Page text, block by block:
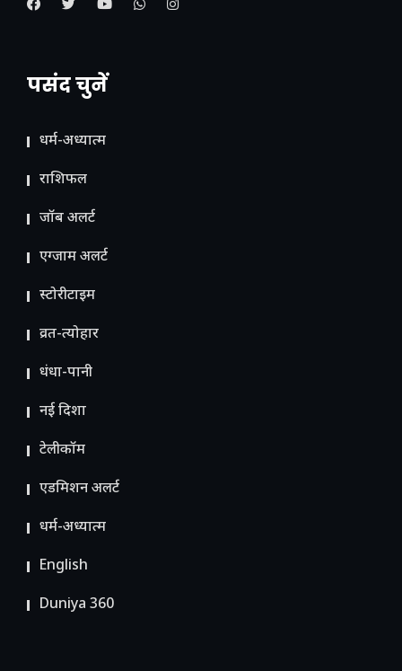
पसंद चुनें
धर्म-अध्यात्म
राशिफल
जॉब अलर्ट
एग्जाम अलर्ट
स्टोरीटाइम
व्रत-त्योहार
धंधा-पानी
नई दिशा
टेलीकॉम
ए​डमिशन अलर्ट
धर्म-अध्यात्म
English
Duniya 360